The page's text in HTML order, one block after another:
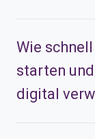
Wie
starten
digital